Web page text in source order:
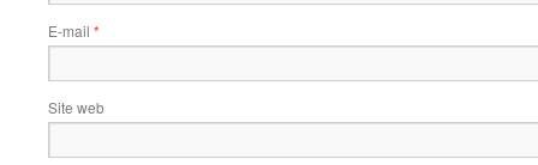
E-mail *
Site web